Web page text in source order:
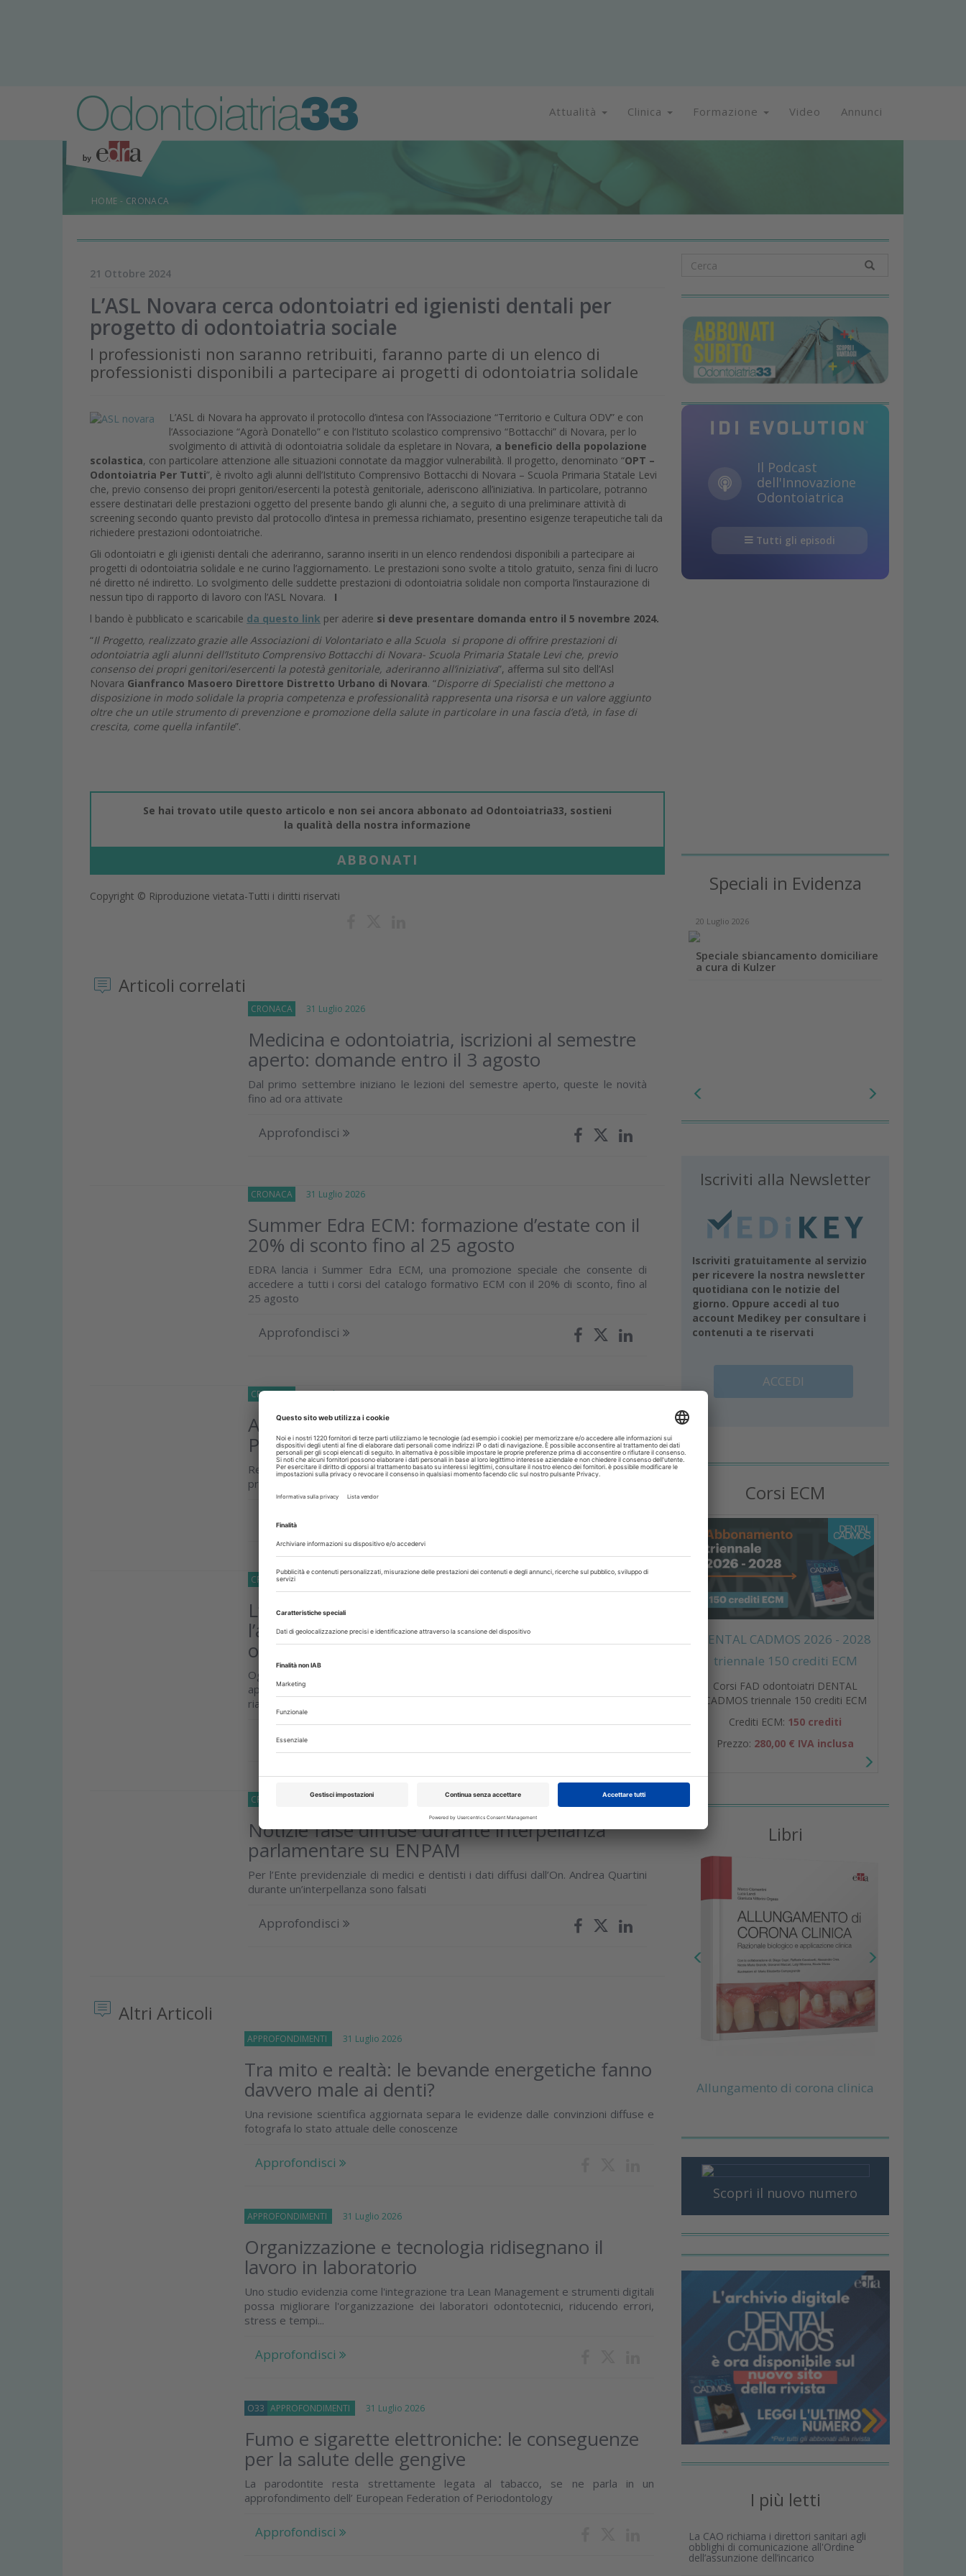
Attualità Clinica Formazione Video Annunci
HOME - CRONACA
21 Ottobre 2024
L’ASL Novara cerca odontoiatri ed igienisti dentali per
progetto di odontoiatria sociale
I professionisti non saranno retribuiti, faranno parte di un elenco di
professionisti disponibili a partecipare ai progetti di odontoiatria solidale
L’ASL di Novara ha approvato il protocollo d’intesa con l’Associazione “Territorio e Cultura ODV” e con
l’Associazione “Agorà Donatello” e con l’Istituto scolastico comprensivo “Bottacchi” di Novara, per lo
svolgimento di attività di odontoiatria solidale da espletare in Novara, a beneficio della popolazione
scolastica, con particolare attenzione alle situazioni connotate da maggior vulnerabilità. Il progetto, denominato “OPT –
Odontoiatria Per Tutti”, è rivolto agli alunni dell’Istituto Comprensivo Bottacchi di Novara – Scuola Primaria Statale Levi
che, previo consenso dei propri genitori/esercenti la potestà genitoriale, aderiscono all’iniziativa. In particolare, potranno
essere destinatari delle prestazioni oggetto del presente bando gli alunni che, a seguito di una preliminare attività di
screening secondo quanto previsto dal protocollo d’intesa in premessa richiamato, presentino esigenze terapeutiche tali da
richiedere prestazioni odontoiatriche.
Gli odontoiatri e gli igienisti dentali che aderiranno, saranno inseriti in un elenco rendendosi disponibili a partecipare ai
progetti di odontoiatria solidale e ne curino l’aggiornamento. Le prestazioni sono svolte a titolo gratuito, senza fini di lucro
né diretto né indiretto. Lo svolgimento delle suddette prestazioni di odontoiatria solidale non comporta l’instaurazione di
nessun tipo di rapporto di lavoro con l’ASL Novara. I
l bando è pubblicato e scaricabile da questo link per aderire si deve presentare domanda entro il 5 novembre 2024.
“Il Progetto, realizzato grazie alle Associazioni di Volontariato e alla Scuola si propone di offrire prestazioni di
odontoiatria agli alunni dell’Istituto Comprensivo Bottacchi di Novara- Scuola Primaria Statale Levi che, previo
consenso dei propri genitori/esercenti la potestà genitoriale, aderiranno all’iniziativa”, afferma sul sito dell’Asl
Novara Gianfranco Masoero Direttore Distretto Urbano di Novara. “Disporre di Specialisti che mettono a
disposizione in modo solidale la propria competenza e professionalità rappresenta una risorsa e un valore aggiunto
oltre che un utile strumento di prevenzione e promozione della salute in particolare in una fascia d’età, in fase di
crescita, come quella infantile”.
Se hai trovato utile questo articolo e non sei ancora abbonato ad Odontoiatria33, sostieni
la qualità della nostra informazione
ABBONATI
Copyright © Riproduzione vietata-Tutti i diritti riservati
Articoli correlati
CRONACA 31 Luglio 2026
Medicina e odontoiatria, iscrizioni al semestre
aperto: domande entro il 3 agosto
Dal primo settembre iniziano le lezioni del semestre aperto, queste le novità
fino ad ora attivate
Approfondisci
CRONACA 31 Luglio 2026
Summer Edra ECM: formazione d’estate con il
20% di sconto fino al 25 agosto
EDRA lancia i Summer Edra ECM, una promozione speciale che consente di
accedere a tutti i corsi del catalogo formativo ECM con il 20% di sconto, fino al
25 agosto
Approfondisci
CRONACA 30 Luglio 2026
Al via progetto di odontoiatria sociale in
Piemonte
Regione Piemonte e Consulta delle Fondazioni di Origine Bancaria finanziano
progetto screening neonatale e odontoiatria solidale
CRONACA 28 Luglio 2026
L’ offerta didattica di IRIS Academy per
l’acquisizione di moderni approcci alle terapie
odontoiatriche
Ogni giorno medicina e odontoiatria fanno passi avanti sviluppando nuovi
approcci terapeutici e tecnologie che consentono di proporre ai pazienti
riabilitazioni sempre più veloci e...
Approfondisci
CRONACA 27 Luglio 2026
Notizie false diffuse durante interpellanza
parlamentare su ENPAM
Per l’Ente previdenziale di medici e dentisti i dati diffusi dall’On. Andrea Quartini
durante un’interpellanza sono falsati
Approfondisci
Altri Articoli
APPROFONDIMENTI 31 Luglio 2026
Tra mito e realtà: le bevande energetiche fanno
davvero male ai denti?
Una revisione scientifica aggiornata separa le evidenze dalle convinzioni diffuse e
fotografa lo stato attuale delle conoscenze
Approfondisci
APPROFONDIMENTI 31 Luglio 2026
Organizzazione e tecnologia ridisegnano il
lavoro in laboratorio
Uno studio evidenzia come l'integrazione tra Lean Management e strumenti digitali
possa migliorare l'organizzazione dei laboratori odontotecnici, riducendo errori,
stress e tempi...
Approfondisci
O33 APPROFONDIMENTI 31 Luglio 2026
Fumo e sigarette elettroniche: le conseguenze
per la salute delle gengive
La parodontite resta strettamente legata al tabacco, se ne parla in un
approfondimento dell’ European Federation of Periodontology
Approfondisci
Il Podcast
dell'Innovazione
Odontoiatrica
Tutti gli episodi
Speciali in Evidenza
20 Luglio 2026
Speciale sbiancamento domiciliare
a cura di Kulzer
Iscriviti alla Newsletter
Iscriviti gratuitamente al servizio
per ricevere la nostra newsletter
quotidiana con le notizie del
giorno. Oppure accedi al tuo
account Medikey per consultare i
contenuti a te riservati
ACCEDI
Corsi ECM
DENTAL CADMOS 2026 - 2028
triennale 150 crediti ECM
Corsi FAD odontoiatri DENTAL
CADMOS triennale 150 crediti ECM
Crediti ECM: 150 crediti
Prezzo: 280,00 € IVA inclusa
Libri
Allungamento di corona clinica
Scopri il nuovo numero
I più letti
La CAO richiama i direttori sanitari agli
obblighi di comunicazione all'Ordine
dell’assunzione dell’incarico